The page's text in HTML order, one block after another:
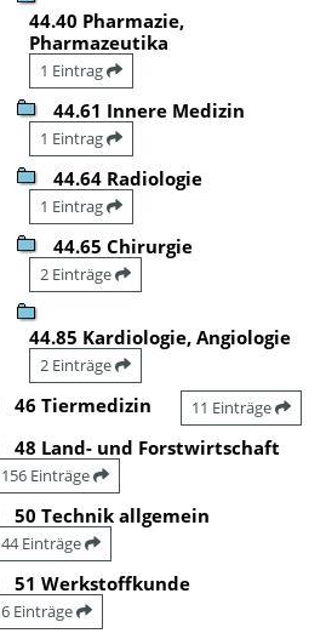
44.40 Pharmazie,
Pharmazeutika
1 Eintrag
44.61 Innere Medizin
1 Eintrag
44.64 Radiologie
1 Eintrag
44.65 Chirurgie
2 Einträge
44.85 Kardiologie, Angiologie
2 Einträge
46 Tiermedizin 11 Einträge
48 Land- und Forstwirtschaft
156 Einträge
50 Technik allgemein
44 Einträge
51 Werkstoffkunde
6 Einträge